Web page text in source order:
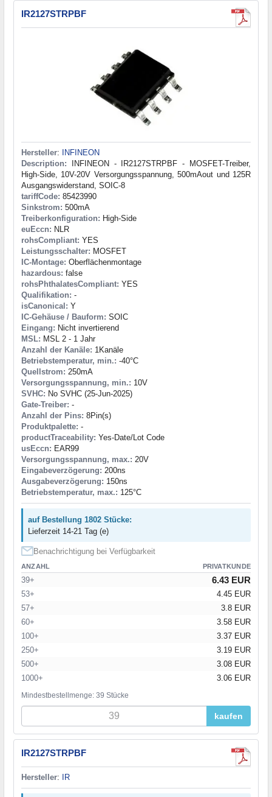
IR2127STRPBF
Hersteller:
INFINEON
Description: INFINEON - IR2127STRPBF - MOSFET-Treiber,
High-Side, 10V-20V Versorgungsspannung, 500mAout und 125R
Ausgangswiderstand, SOIC-8
tariffCode: 85423990
Sinkstrom: 500mA
Treiberkonfiguration: High-Side
euEccn: NLR
rohsCompliant: YES
Leistungsschalter: MOSFET
IC-Montage: Oberflächenmontage
hazardous: false
rohsPhthalatesCompliant: YES
Qualifikation: -
isCanonical: Y
IC-Gehäuse / Bauform: SOIC
Eingang: Nicht invertierend
MSL: MSL 2 - 1 Jahr
Anzahl der Kanäle: 1Kanäle
Betriebstemperatur, min.: -40°C
Quellstrom: 250mA
Versorgungsspannung, min.: 10V
SVHC: No SVHC (25-Jun-2025)
Gate-Treiber: -
Anzahl der Pins: 8Pin(s)
Produktpalette: -
productTraceability: Yes-Date/Lot Code
usEccn: EAR99
Versorgungsspannung, max.: 20V
Eingabeverzögerung: 200ns
Ausgabeverzögerung: 150ns
Betriebstemperatur, max.: 125°C
auf Bestellung 1802 Stücke:
Lieferzeit 14-21 Tag (e)
Benachrichtigung bei Verfügbarkeit
ANZAHL PRIVATKUNDE
39+ 6.43 EUR
53+
4.45 EUR
57+
3.8 EUR
60+
3.58 EUR
100+
3.37 EUR
250+
3.19 EUR
500+
3.08 EUR
1000+
3.06 EUR
Mindestbestellmenge: 39 Stücke
kaufen
IR2127STRPBF
Hersteller: IR